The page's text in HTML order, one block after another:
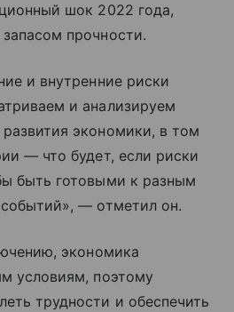
шок 2022 года,
прочности.
и внутренние риски
и анализируем
экономики, в том
— что будет, если риски
быть готовыми к разным
— отметил он.
экономика
условиям, поэтому
трудности и обеспечить